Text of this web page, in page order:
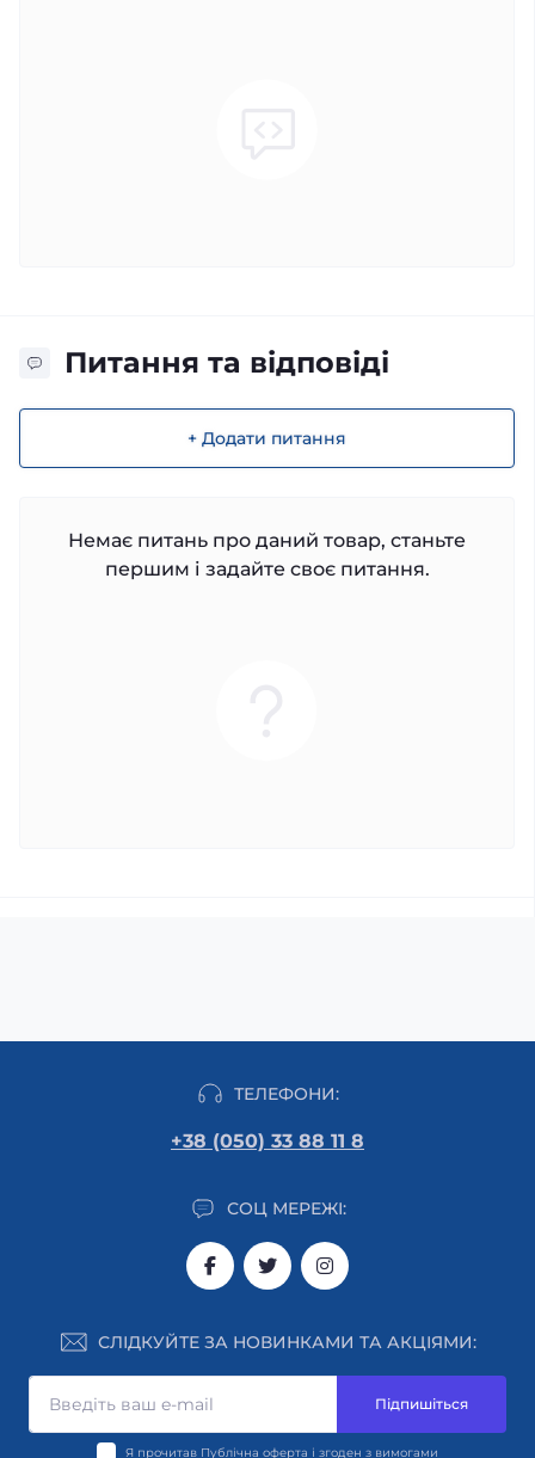
Питання та відповіді
+ Додати питання
Немає питань про даний товар, станьте
першим і задайте своє питання.
ТЕЛЕФОНИ:
+38 (050) 33 88 11 8
СОЦ МЕРЕЖІ:
СЛІДКУЙТЕ ЗА НОВИНКАМИ ТА АКЦІЯМИ:
Підпишіться
Я прочитав Публічна оферта і згоден з вимогами